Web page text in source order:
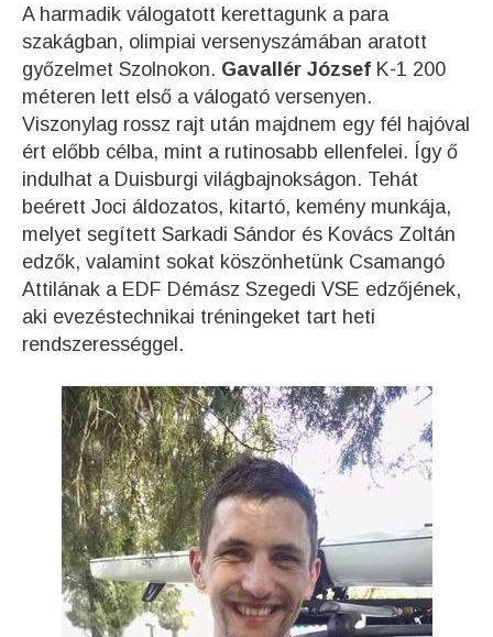
A harmadik válogatott kerettagunk a para
szakágban, olimpiai versenyszámában aratott
győzelmet Szolnokon. Gavallér József K-1 200
méteren lett első a válogató versenyen.
Viszonylag rossz rajt után majdnem egy fél hajóval
ért előbb célba, mint a rutinosabb ellenfelei. Így ő
indulhat a Duisburgi világbajnokságon. Tehát
beérett Joci áldozatos, kitartó, kemény munkája,
melyet segített Sarkadi Sándor és Kovács Zoltán
edzők, valamint sokat köszönhetünk Csamangó
Attilának a EDF Démász Szegedi VSE edzőjének,
aki evezéstechnikai tréningeket tart heti
rendszerességgel.